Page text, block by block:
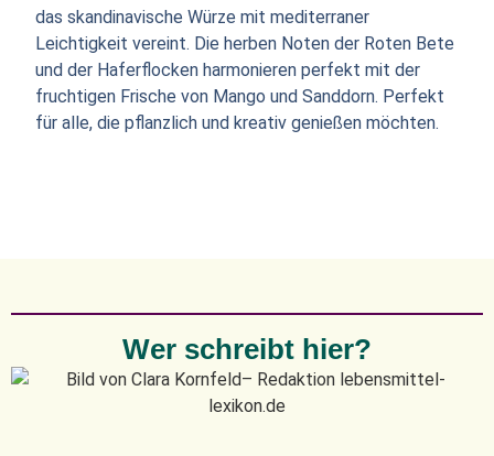
das skandinavische Würze mit mediterraner
Leichtigkeit vereint. Die herben Noten der Roten Bete
und der Haferflocken harmonieren perfekt mit der
fruchtigen Frische von Mango und Sanddorn. Perfekt
für alle, die pflanzlich und kreativ genießen möchten.
Wer schreibt hier?